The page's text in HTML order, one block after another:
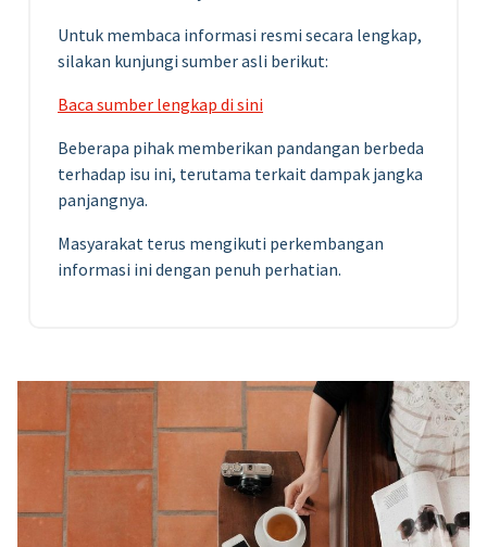
Untuk membaca informasi resmi secara lengkap,
silakan kunjungi sumber asli berikut:
Baca sumber lengkap di sini
Beberapa pihak memberikan pandangan berbeda
terhadap isu ini, terutama terkait dampak jangka
panjangnya.
Masyarakat terus mengikuti perkembangan
informasi ini dengan penuh perhatian.